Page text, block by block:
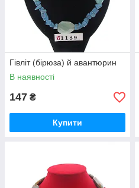
Гівліт (бірюза) й авантюрин
В наявності
147 ₴
Купити